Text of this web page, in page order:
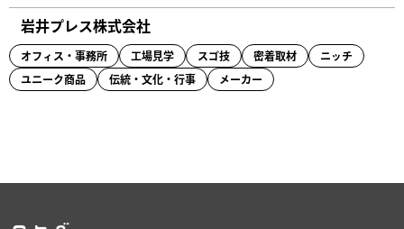
岩井プレス株式会社
オフィス・事務所 工場見学 スゴ技 密着取材 ニッチ
ユニーク商品 伝統・文化・行事 メーカー